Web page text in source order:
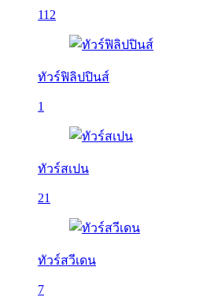
112
ทัวร์ฟิลิปปินส์
1
ทัวร์สเปน
21
ทัวร์สวีเดน
7